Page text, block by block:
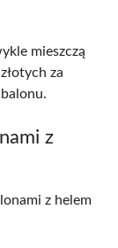
mieszczą
za
z
z helem